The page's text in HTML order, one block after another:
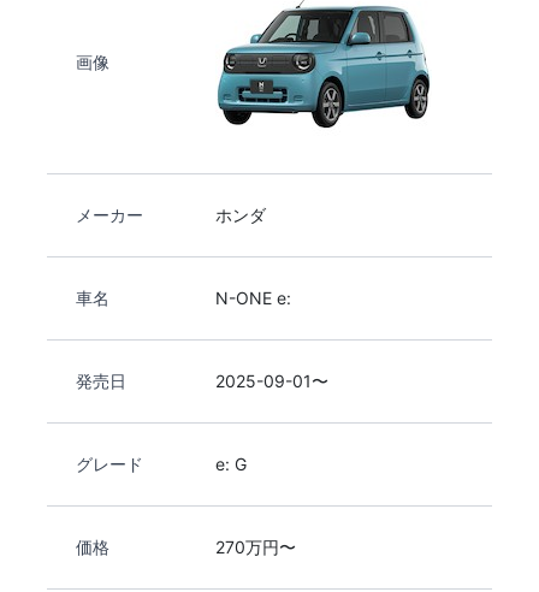
画像
メーカー ホンダ
車名 N-ONE e:
発売日 2025-09-01〜
グレード e: G
価格 270万円〜